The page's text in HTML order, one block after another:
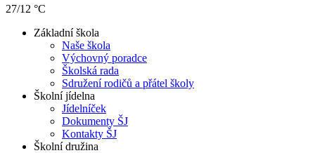
27/12 °C
Základní škola
Naše škola
Výchovný poradce
Školská rada
Sdružení rodičů a přátel školy
Školní jídelna
Jídelníček
Dokumenty ŠJ
Kontakty ŠJ
Školní družina